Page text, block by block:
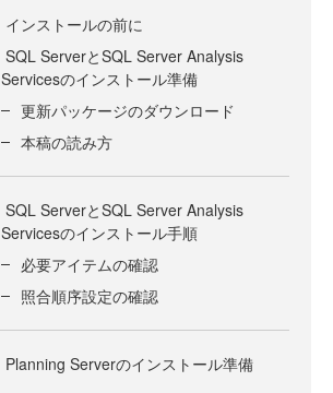
インストールの前に
SQL ServerとSQL Server Analysis
Servicesのインストール準備
更新パッケージのダウンロード
本稿の読み方
SQL ServerとSQL Server Analysis
Servicesのインストール手順
必要アイテムの確認
照合順序設定の確認
Planning Serverのインストール準備